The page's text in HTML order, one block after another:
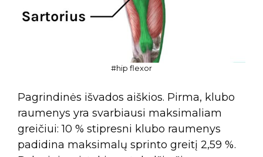
#hip flexor
Pagrindinės išvados aiškios. Pirma, klubo
raumenys yra svarbiausi maksimaliam
greičiui: 10 % stipresni klubo raumenys
padidina maksimalų sprinto greitį 2,59 %.